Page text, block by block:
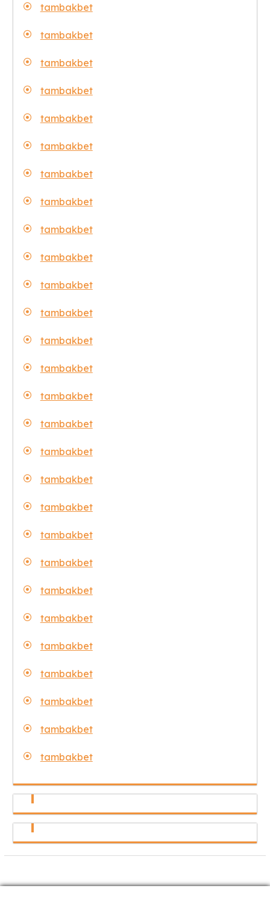
tambakbet
tambakbet
tambakbet
tambakbet
tambakbet
tambakbet
tambakbet
tambakbet
tambakbet
tambakbet
tambakbet
tambakbet
tambakbet
tambakbet
tambakbet
tambakbet
tambakbet
tambakbet
tambakbet
tambakbet
tambakbet
tambakbet
tambakbet
tambakbet
tambakbet
tambakbet
tambakbet
tambakbet